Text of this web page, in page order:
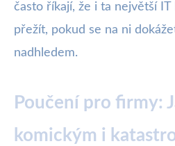
často říkají, že i ta největší IT
přežít, pokud se na ni
nadhledem.
Poučení pro firmy:
komickým i